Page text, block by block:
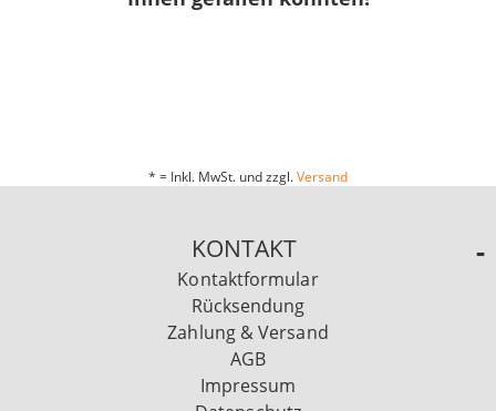
* = Inkl. MwSt. und zzgl.Versand
KONTAKT
Kontaktformular
Rücksendung
Zahlung & Versand
AGB
Impressum